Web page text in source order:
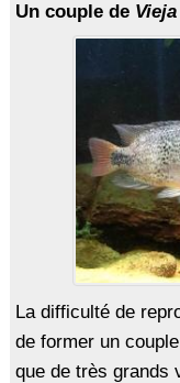
Un couple de
La difficulté de
de former un
que de très grands